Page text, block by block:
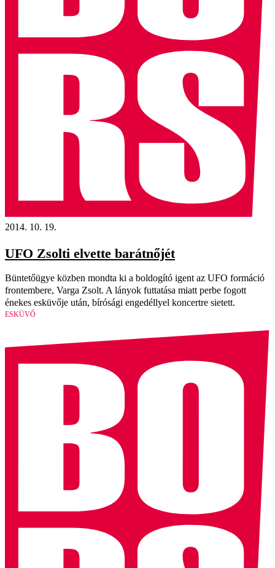
2014. 10. 19.
UFO Zsolti elvette barátnőjét
Büntetőügye közben mondta ki a boldogító igent az UFO formáció
frontembere, Varga Zsolt. A lányok futtatása miatt perbe fogott
énekes esküvője után, bírósági engedéllyel koncertre sietett.
ESKÜVŐ